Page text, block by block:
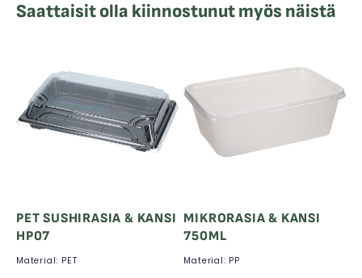
Saattaisit olla kiinnostunut myös näistä
PET SUSHIRASIA & KANSI
HP07
Material: PET
MIKRORASIA & KANSI
750ML
Material: PP